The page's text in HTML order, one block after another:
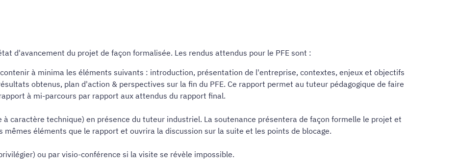
d'avancement du projet de façon formalisée. Les rendus attendus pour le PFE sont :
à minima les éléments suivants : introduction, présentation de l'entreprise, contextes, enjeux et objectifs
obtenus, plan d'action & perspectives sur la fin du PFE. Ce rapport permet au tuteur pédagogique de faire
à mi-parcours par rapport aux attendus du rapport final.
caractère technique) en présence du tuteur industriel. La soutenance présentera de façon formelle le projet et
éléments que le rapport et ouvrira la discussion sur la suite et les points de blocage.
ou par visio-conférence si la visite se révèle impossible.